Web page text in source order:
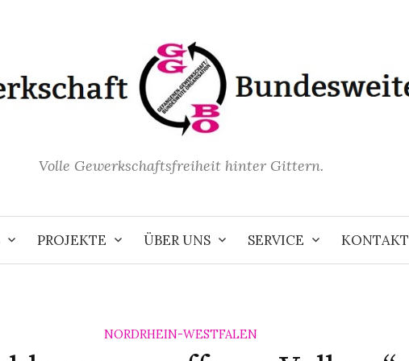
Volle Gewerkschaftsfreiheit hinter Gittern.
PROJEKTE ÜBER UNS SERVICE KONTAKT
NORDRHEIN-WESTFALEN